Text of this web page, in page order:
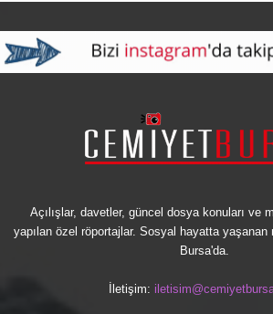
Açılışlar, davetler, güncel dosya konuları ve
yapılan özel röportajlar. Sosyal hayatta
Bursa'da.
İletişim: